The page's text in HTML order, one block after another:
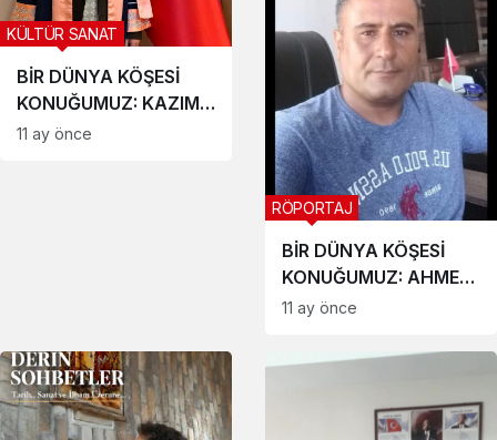
BİR DÜNYA KÖŞESİ
KONUĞUMUZ: KAZIM
ÇANDIR
KÜLTÜR SANAT
11 ay önce
BİR DÜNYA KÖŞESİ
KONUĞUMUZ: AHMET
TAŞOLUKLU CEREN
RÖPORTAJ
11 ay önce